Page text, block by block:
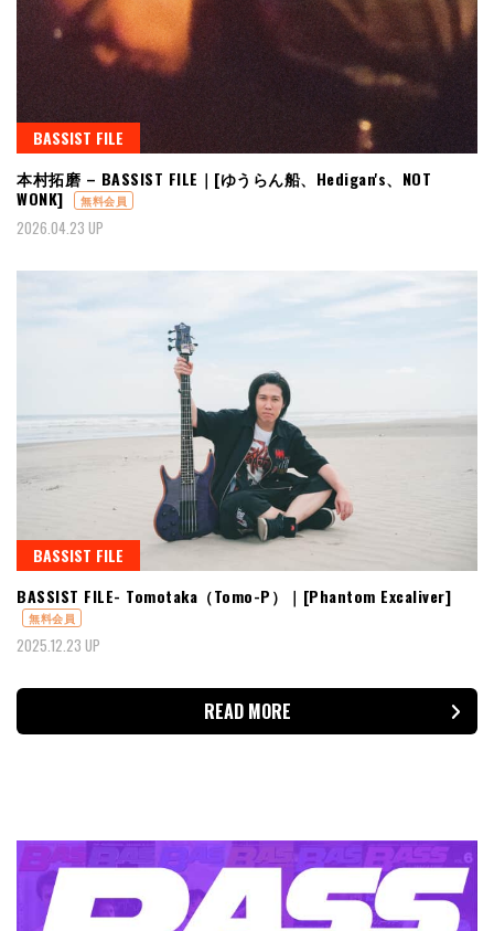
BASSIST FILE
本村拓磨 – BASSIST FILE｜[ゆうらん船、Hedigan's、NOT
WONK]
無料会員
2026.04.23 UP
BASSIST FILE
BASSIST FILE- Tomotaka（Tomo-P）｜[Phantom Excaliver]
無料会員
2025.12.23 UP
READ MORE